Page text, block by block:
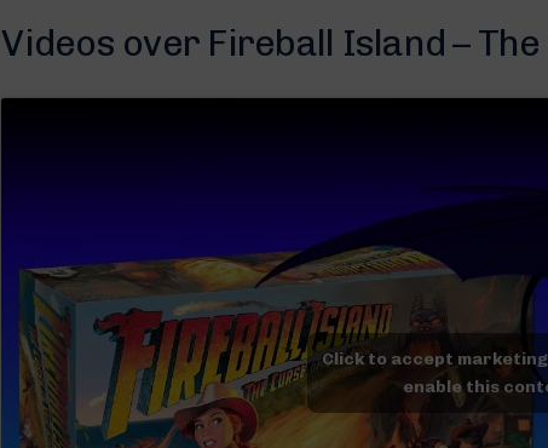
Videos over Fireball Island –
Click to accept
enable this